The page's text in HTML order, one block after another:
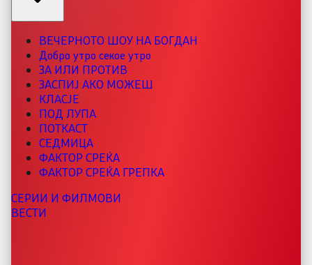
ВЕЧЕРНОТО ШОУ НА БОГДАН
Добро утро секое утро
ЗА ИЛИ ПРОТИВ
ЗАСПИЈ АКО МОЖЕШ
КЛАСЈЕ
ПОД ЛУПА
ПОТКАСТ
СЕДМИЦА
ФАКТОР СРЕЌА
ФАКТОР СРЕЌА ГРЕПКА
СЕРИИ И ФИЛМОВИ
ВЕСТИ